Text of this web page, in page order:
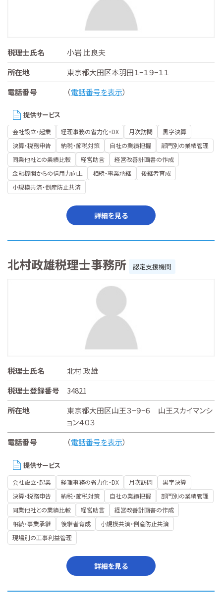
税理士氏名
小岩 比良夫
所在地
東京都大田区本羽田１−１９−１１
電話番号
（電話番号を表示）
提供サービス
会社設立・起業 経理事務の省力化・DX 月次訪問
黒字決算
決算・税務申告
納税・節税対策 自社の業績把握
部門別の業績管理
同業他社との業績比較
経営助言
経営改善計画書の作成
金融機関からの信用力向上
相続・事業承継
後継者育成
小規模共済・倒産防止共済
詳細を見る
北村政雄税理士事務所 認定支援機関
税理士氏名
北村 政雄
税理士登録番号
34821
所在地
東京都大田区山王３−９−６ 山王スカイマンシ
ョン４０３
電話番号
（電話番号を表示）
提供サービス
会社設立・起業 経理事務の省力化・DX 月次訪問
黒字決算
決算・税務申告
納税・節税対策 自社の業績把握
部門別の業績管理
同業他社との業績比較
経営助言
経営改善計画書の作成
相続・事業承継
後継者育成
小規模共済・倒産防止共済
現場別の工事利益管理
詳細を見る